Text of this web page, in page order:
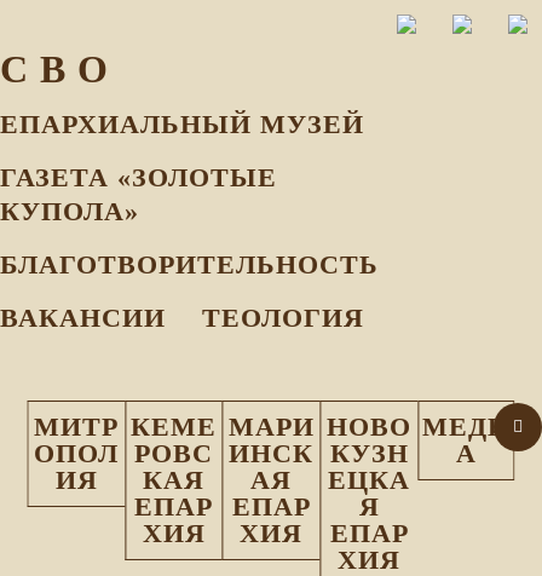
С В О
ЕПАРХИАЛЬНЫЙ МУЗEЙ
ГАЗЕТА «ЗОЛОТЫЕ
КУПОЛА»
БЛАГОТВОРИТЕЛЬНОСТЬ
ВАКАНСИИ
ТЕОЛОГИЯ
МИТР
ОПОЛ
ИЯ
КЕМЕ
РОВС
КАЯ
ЕПАР
ХИЯ
МАРИ
ИНСК
АЯ
ЕПАР
ХИЯ
НОВО
КУЗН
ЕЦКА
Я
ЕПАР
ХИЯ
МЕДИ
А